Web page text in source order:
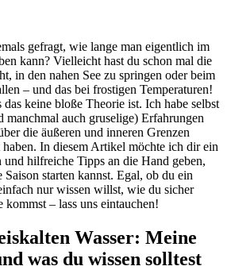
gefragt, wie lange man ‌eigentlich im
kann? Vielleicht ⁣hast ⁢du⁢ schon mal die
in ‍den nahen‍ See zu springen ‌oder beim
– und das bei frostigen Temperaturen!
das keine bloße Theorie⁣ ist.⁤ Ich⁢ habe⁤ selbst
manchmal auch gruselige) Erfahrungen
die äußeren und inneren Grenzen
haben. ‌In diesem Artikel möchte ich dir ein
und hilfreiche Tipps​ an ⁢die Hand geben,
starten kannst.​ Egal, ⁤ob du ein
nur‌ wissen willst, wie du sicher
– lass uns eintauchen!
Wasser:‍ Meine‍
⁤was du‌ wissen ⁢solltest